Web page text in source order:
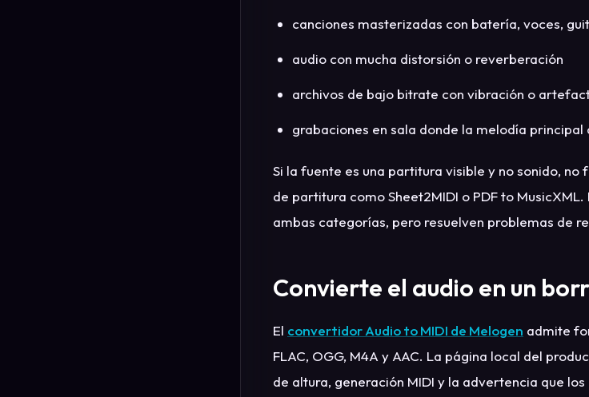
canciones masterizadas con batería, voces,
audio con mucha distorsión o reverberación
archivos de bajo bitrate con vibración o
grabaciones en sala donde la melodía
Si la fuente es una partitura visible y no sonido, no
de partitura como Sheet2MIDI o PDF to
ambas categorías, pero resuelven problemas de
Convierte el audio en un
El convertidor Audio to MIDI de Melogen admite
FLAC, OGG, M4A y AAC. La página local del
de altura, generación MIDI y la advertencia que